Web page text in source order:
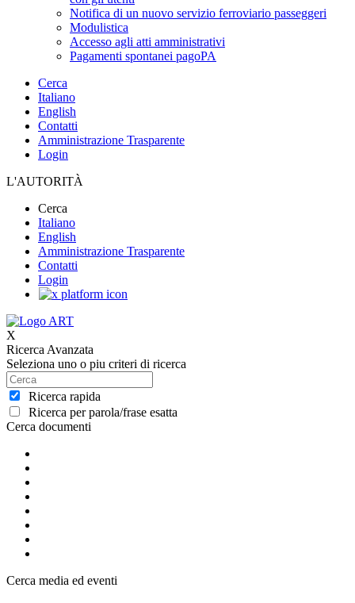
Notifica di un nuovo servizio ferroviario passeggeri
Modulistica
Accesso agli atti amministrativi
Pagamenti spontanei pagoPA
Cerca
Italiano
English
Contatti
Amministrazione Trasparente
Login
L'AUTORITÀ
Cerca
Italiano
English
Amministrazione Trasparente
Contatti
Login
X
Ricerca Avanzata
Seleziona uno o piu criteri di ricerca
Ricerca rapida
Ricerca per parola/frase esatta
Cerca documenti
Cerca media ed eventi